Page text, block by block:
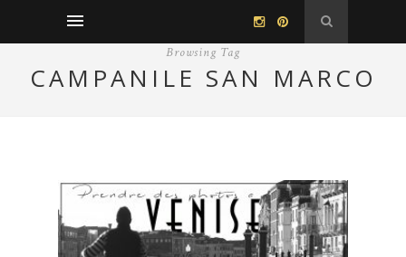
Browsing Tag
CAMPANILE SAN MARCO